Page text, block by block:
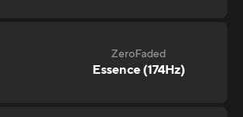
ZeroFaded
Essence (174Hz)